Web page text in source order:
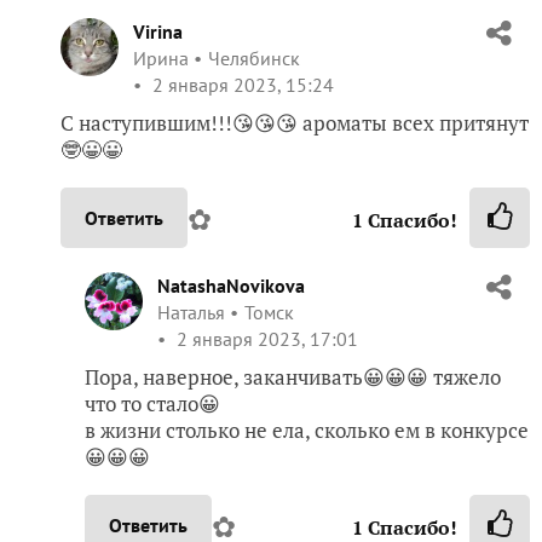
Virina
Ирина
Челябинск
2 января 2023, 15:24
С наступившим!!!😘😘😘 ароматы всех притянут
🤓😀😀
Ответить ✿ 1 Спасибо!
NatashaNovikova
Наталья
Томск
2 января 2023, 17:01
Пора, наверное, заканчивать😀😀😀 тяжело
что то стало😀
в жизни столько не ела, сколько ем в конкурсе
😀😀😀
Ответить ✿ 1 Спасибо!